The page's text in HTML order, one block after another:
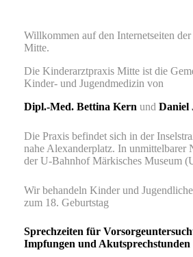
Willkommen auf den Internetseiten
Mitte.
Die Kinderarztpraxis Mitte ist die
Kinder- und Jugendmedizin von
Dipl.-Med. Bettina Kern und Daniel
Die Praxis befindet sich in der
nahe Alexanderplatz. In unmittelbarer
der U-Bahnhof Märkisches Museum
Wir behandeln Kinder und
zum 18. Geburtstag
Sprechzeiten für
Impfungen und Akutsprechstunden